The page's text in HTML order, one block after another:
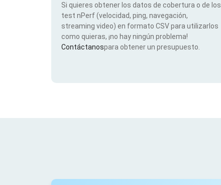
Si quieres obtener los datos de cobertura o de los
test nPerf (velocidad, ping, navegación,
streaming video) en formato CSV para utilizarlos
como quieras, ¡no hay ningún problema!
Contáctanospara obtener un presupuesto.